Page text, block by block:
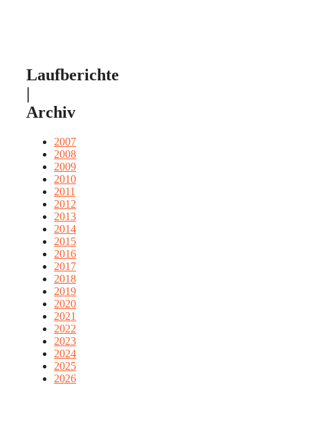
Laufberichte
Archiv
2007
2008
2009
2010
2011
2012
2013
2014
2015
2016
2017
2018
2019
2020
2021
2022
2023
2024
2025
2026